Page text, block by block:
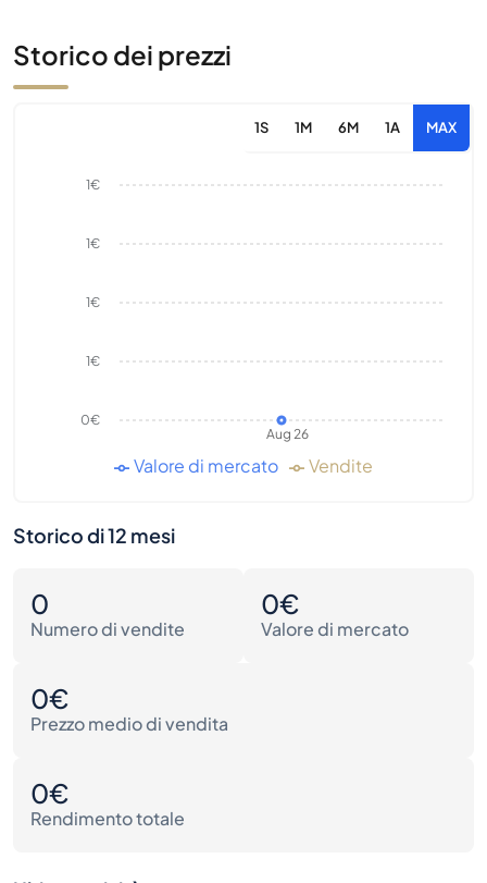
Storico dei prezzi
1S 1M 6M 1A MAX
Aug 26
0€
1€
1€
1€
1€
Valore di mercato Vendite
Storico di 12 mesi
0
Numero di vendite
0€
Valore di mercato
0€
Prezzo medio di vendita
0€
Rendimento totale